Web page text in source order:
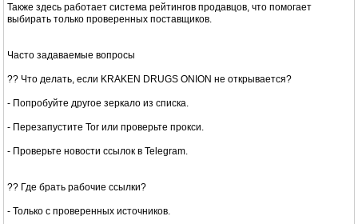
Также здесь работает система рейтингов продавцов, что помогает
выбирать только проверенных поставщиков.
Часто задаваемые вопросы
?? Что делать, если KRAKEN DRUGS ONION не открывается?
- Попробуйте другое зеркало из списка.
- Перезапустите Tor или проверьте прокси.
- Проверьте новости ссылок в Telegram.
?? Где брать рабочие ссылки?
- Только с проверенных источников.